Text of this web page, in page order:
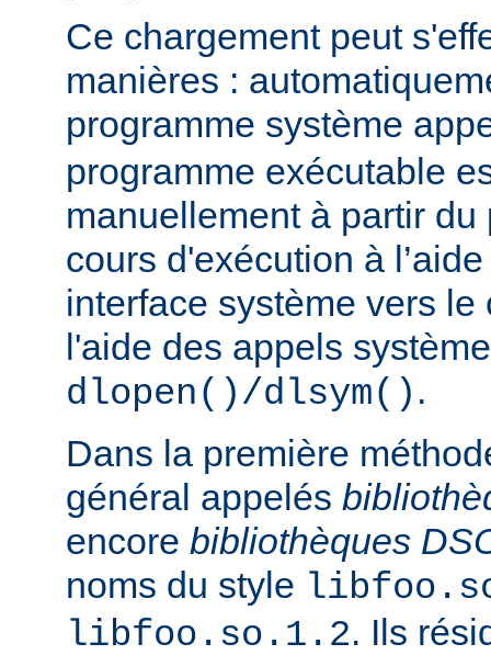
Ce chargement peut
manières :
programme système
programme exécutable
manuellement à partir du
cours d'exécution à
interface système vers
l'aide des appels système
dlopen()/dlsym() .
Dans la première
général appelés
encore bibliothèques
noms du style
libfoo.so.1.2. Ils